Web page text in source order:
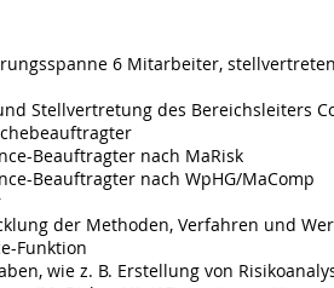
6 Mitarbeiter,
Stellvertretung des Bereichsleiters
Beauftragter nach MaRisk
Beauftragter nach WpHG/MaComp
der Methoden, Verfahren und
Funktion
wie z. B. Erstellung von